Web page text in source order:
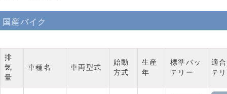
国産バイク
排
気
量
車種名 車両型式
始動
方式
生産
年
標準バッ
テリー
適
テ